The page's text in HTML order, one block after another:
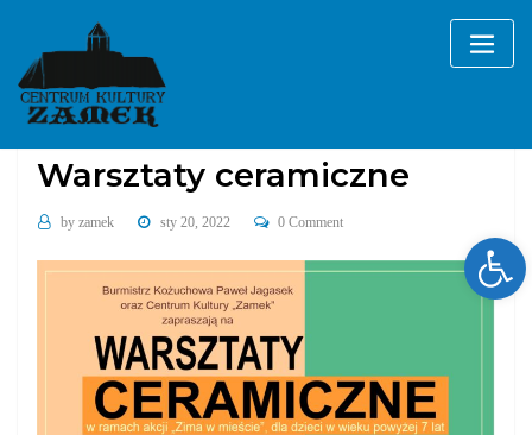
content
Bez kategorii
Warsztaty ceramiczne
by zamek sty 20, 2022 0 Comment